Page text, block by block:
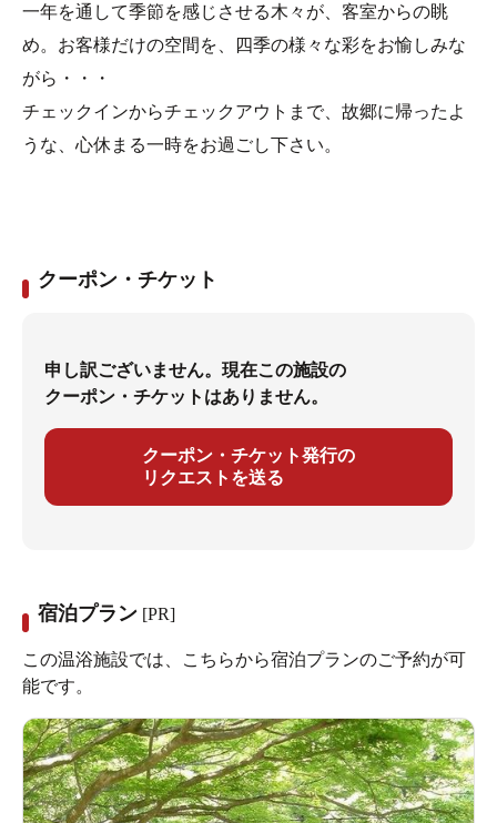
一年を通して季節を感じさせる木々が、客室からの眺
め。お客様だけの空間を、四季の様々な彩をお愉しみな
がら・・・
チェックインからチェックアウトまで、故郷に帰ったよ
うな、心休まる一時をお過ごし下さい。
クーポン・チケット
申し訳ございません。現在この施設の
クーポン・チケットはありません。
クーポン・チケット発行の
リクエストを送る
宿泊プラン [PR]
この温浴施設では、こちらから宿泊プランのご予約が可
能です。